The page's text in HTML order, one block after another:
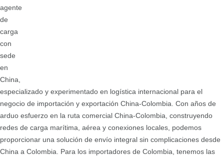
agente
de
carga
con
sede
en
China,
especializado y experimentado en logística internacional para el
negocio de importación y exportación China-Colombia. Con años de
arduo esfuerzo en la ruta comercial China-Colombia, construyendo
redes de carga marítima, aérea y conexiones locales, podemos
proporcionar una solución de envío integral sin complicaciones desde
China a Colombia. Para los importadores de Colombia, tenemos las